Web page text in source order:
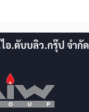
อ.ดับบลิว.กรุ๊ป จำกัด